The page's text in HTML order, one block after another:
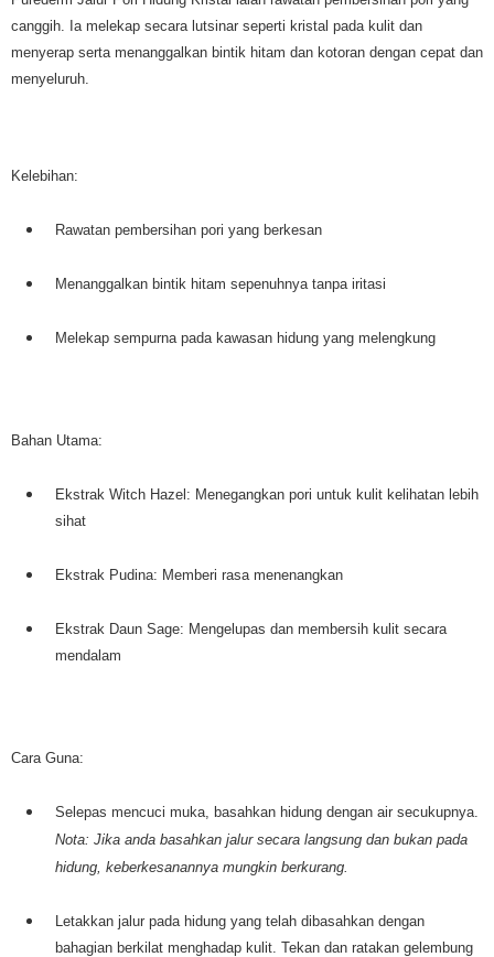
canggih. Ia melekap secara lutsinar seperti kristal pada kulit dan
menyerap serta menanggalkan bintik hitam dan kotoran dengan cepat dan
menyeluruh.
Kelebihan:
Rawatan pembersihan pori yang berkesan
Menanggalkan bintik hitam sepenuhnya tanpa iritasi
Melekap sempurna pada kawasan hidung yang melengkung
Bahan Utama:
Ekstrak Witch Hazel: Menegangkan pori untuk kulit kelihatan lebih
sihat
Ekstrak Pudina: Memberi rasa menenangkan
Ekstrak Daun Sage: Mengelupas dan membersih kulit secara
mendalam
Cara Guna:
Selepas mencuci muka, basahkan hidung dengan air secukupnya.
Nota: Jika anda basahkan jalur secara langsung dan bukan pada
hidung, keberkesanannya mungkin berkurang.
Letakkan jalur pada hidung yang telah dibasahkan dengan
bahagian berkilat menghadap kulit. Tekan dan ratakan gelembung